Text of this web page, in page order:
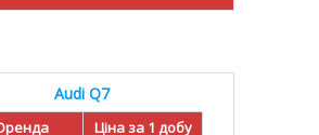
Audi Q7
Ціна за 1 добу